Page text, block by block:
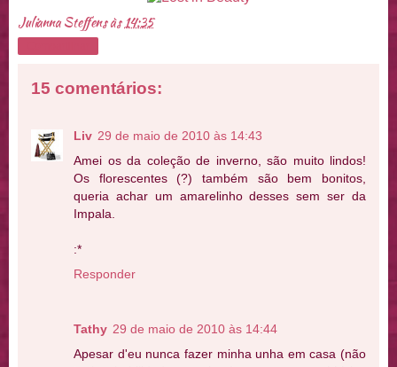
Julianna Steffensàs 14:35
15 comentários:
Liv 29 de maio de 2010 às 14:43
Amei os da coleção de inverno, são muito lindos!
Os florescentes (?) também são bem bonitos,
queria achar um amarelinho desses sem ser da
Impala.
:*
Responder
Tathy 29 de maio de 2010 às 14:44
Apesar d'eu nunca fazer minha unha em casa (não